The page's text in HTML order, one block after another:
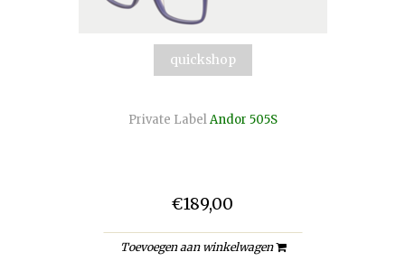
quickshop
Private Label Andor 505S
€189,00
Toevoegen aan winkelwagen